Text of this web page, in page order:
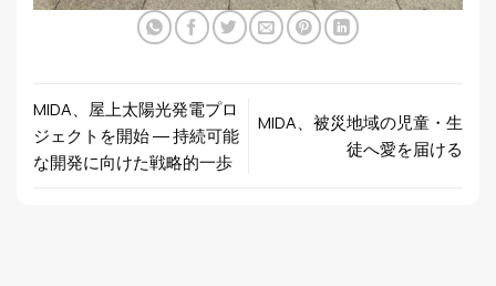
MIDA、屋上太陽光発電プロ
ジェクトを開始 ― 持続可能
な開発に向けた戦略的一歩
MIDA、被災地域の児童・生
徒へ愛を届ける